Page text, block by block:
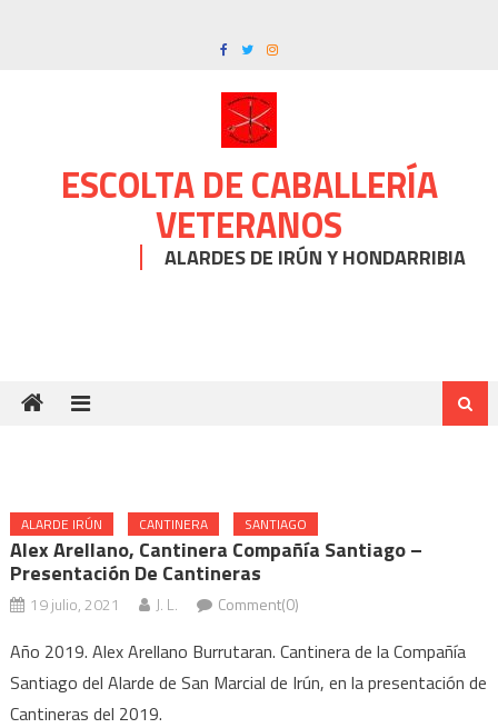
ESCOLTA DE CABALLERÍA
VETERANOS
ALARDES DE IRÚN Y HONDARRIBIA
ALARDE IRÚN CANTINERA SANTIAGO
Alex Arellano, Cantinera Compañía Santiago –
Presentación De Cantineras
19 julio, 2021 J. L. Comment(0)
Año 2019. Alex Arellano Burrutaran. Cantinera de la Compañía
Santiago del Alarde de San Marcial de Irún, en la presentación de
Cantineras del 2019.